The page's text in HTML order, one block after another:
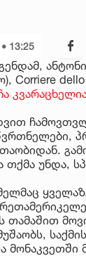
13:25
Corriere
თქმა უნდა,
თამაშით
მონაკვეთში